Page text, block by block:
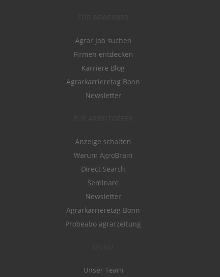
Agrar Job suchen
Firmen entdecken
Karriere Blog
Agrarkarrieretag Bonn
Newsletter
Anzeige schalten
Warum AgroBrain
Direct Search
Seminare
Newsletter
Agrarkarrieretag Bonn
Probeabo agrarzeitung
Unser Team